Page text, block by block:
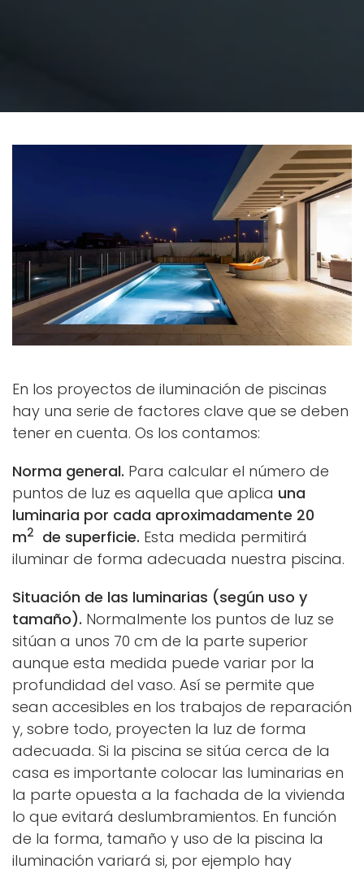
En los proyectos de iluminación de piscinas
hay una serie de factores clave que se deben
tener en cuenta. Os los contamos:
Norma general. Para calcular el número de
puntos de luz es aquella que aplica una
luminaria por cada aproximadamente 20
m2 de superficie. Esta medida permitirá
iluminar de forma adecuada nuestra piscina.
Situación de las luminarias (según uso y
tamaño). Normalmente los puntos de luz se
sitúan a unos 70 cm de la parte superior
aunque esta medida puede variar por la
profundidad del vaso. Así se permite que
sean accesibles en los trabajos de reparación
y, sobre todo, proyecten la luz de forma
adecuada. Si la piscina se sitúa cerca de la
casa es importante colocar las luminarias en
la parte opuesta a la fachada de la vivienda
lo que evitará deslumbramientos. En función
de la forma, tamaño y uso de la piscina la
iluminación variará si, por ejemplo hay